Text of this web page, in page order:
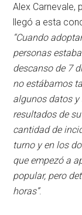
Alex Carnevale,
llegó a esta
“Cuando
personas
descanso de 7
no estábamos
algunos datos y
resultados de
cantidad de
turno y en los
que empezó a
popular, pero
horas”.